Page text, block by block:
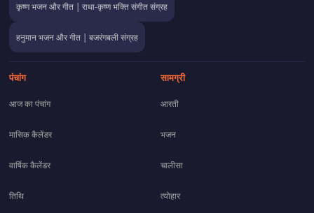
कृष्ण भजन और गीत | राधा-कृष्ण भक्ति संगीत संग्रह
हनुमान भजन और गीत | बजरंगबली संग्रह
पंचांग
आज का पंचांग
मासिक कैलेंडर
वार्षिक कैलेंडर
तिथि
सामग्री
आरती
भजन
चालीसा
त्योहार